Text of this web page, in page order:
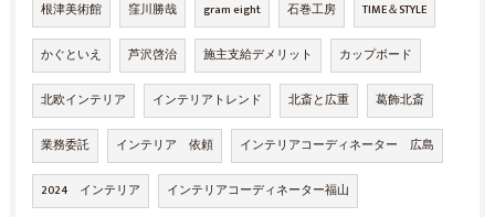
根津美術館 窪川勝哉 gram eight 石巻工房 TIME＆STYLE
かぐといえ 芦沢啓治 施主支給デメリット カップボード
北欧インテリア インテリアトレンド 北斎と広重 葛飾北斎
業務委託 インテリア 依頼 インテリアコーディネーター 広島
2024 インテリア インテリアコーディネーター福山